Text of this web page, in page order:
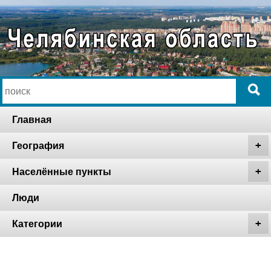
Главная
География
Населённые пункты
Люди
Категории